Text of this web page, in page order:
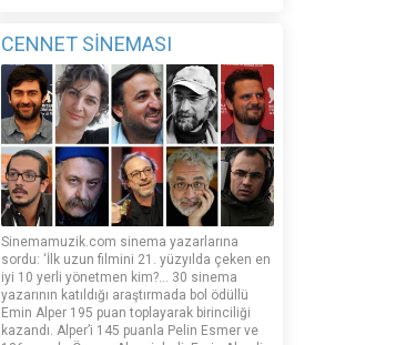
CENNET SİNEMASI
Sinemamuzik.com sinema yazarlarına
sordu: ‘İlk uzun filmini 21. yüzyılda çeken en
iyi 10 yerli yönetmen kim?... 30 sinema
yazarının katıldığı araştırmada bol ödüllü
Emin Alper 195 puan toplayarak birinciliği
kazandı. Alper’i 145 puanla Pelin Esmer ve